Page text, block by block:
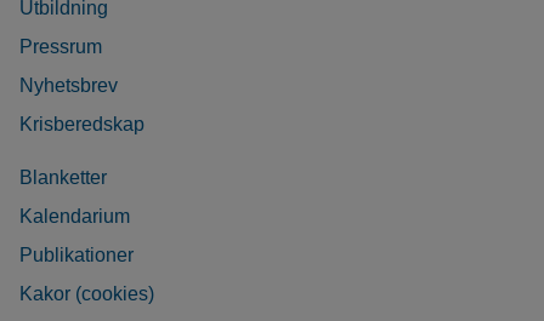
Utbildning
Pressrum
Nyhetsbrev
Krisberedskap
Blanketter
Kalendarium
Publikationer
Kakor (cookies)